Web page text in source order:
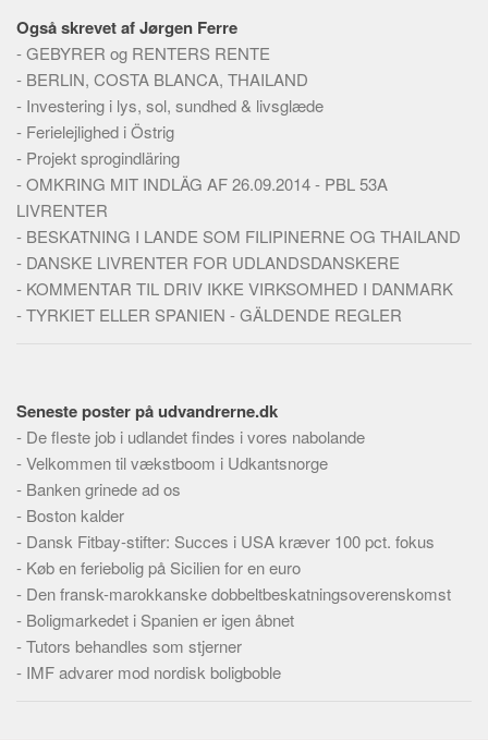
Også skrevet af Jørgen Ferre
-GEBYRER og RENTERS RENTE
- BERLIN, COSTA BLANCA, THAILAND
- Investering i lys, sol, sundhed & livsglæde
- Ferielejlighed i Östrig
- Projekt sprogindläring
-OMKRING MIT INDLÄG AF 26.09.2014 - PBL 53A
LIVRENTER
- BESKATNING I LANDE SOM FILIPINERNE OG THAILAND
- DANSKE LIVRENTER FOR UDLANDSDANSKERE
- KOMMENTAR TIL DRIV IKKE VIRKSOMHED I DANMARK
-TYRKIET ELLER SPANIEN - GÄLDENDE REGLER
Seneste poster på udvandrerne.dk
- De fleste job i udlandet findes i vores nabolande
-Velkommen til vækstboom i Udkantsnorge
- Banken grinede ad os
- Boston kalder
- Dansk Fitbay-stifter: Succes i USA kræver 100 pct. fokus
- Køb en feriebolig på Sicilien for en euro
- Den fransk-marokkanske dobbeltbeskatningsoverenskomst
- Boligmarkedet i Spanien er igen åbnet
-Tutors behandles som stjerner
- IMF advarer mod nordisk boligboble